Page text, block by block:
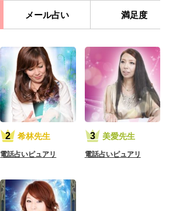
メール占い 満足度
希林先生
電話占いピュアリ
美愛先生
電話占いピュアリ